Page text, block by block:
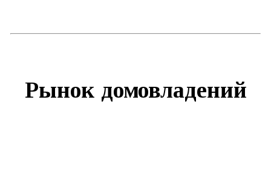
Рынок домовладений